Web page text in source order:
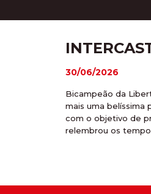
30/06/2026
Bicampeão da
mais uma belíssima
com o objetivo de
relembrou os